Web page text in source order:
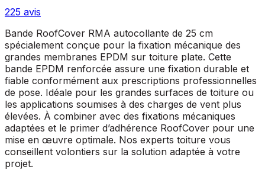
225 avis
Bande RoofCover RMA autocollante de 25 cm
spécialement conçue pour la fixation mécanique des
grandes membranes EPDM sur toiture plate. Cette
bande EPDM renforcée assure une fixation durable et
fiable conformément aux prescriptions professionnelles
de pose. Idéale pour les grandes surfaces de toiture ou
les applications soumises à des charges de vent plus
élevées. À combiner avec des fixations mécaniques
adaptées et le primer d’adhérence RoofCover pour une
mise en œuvre optimale. Nos experts toiture vous
conseillent volontiers sur la solution adaptée à votre
projet.